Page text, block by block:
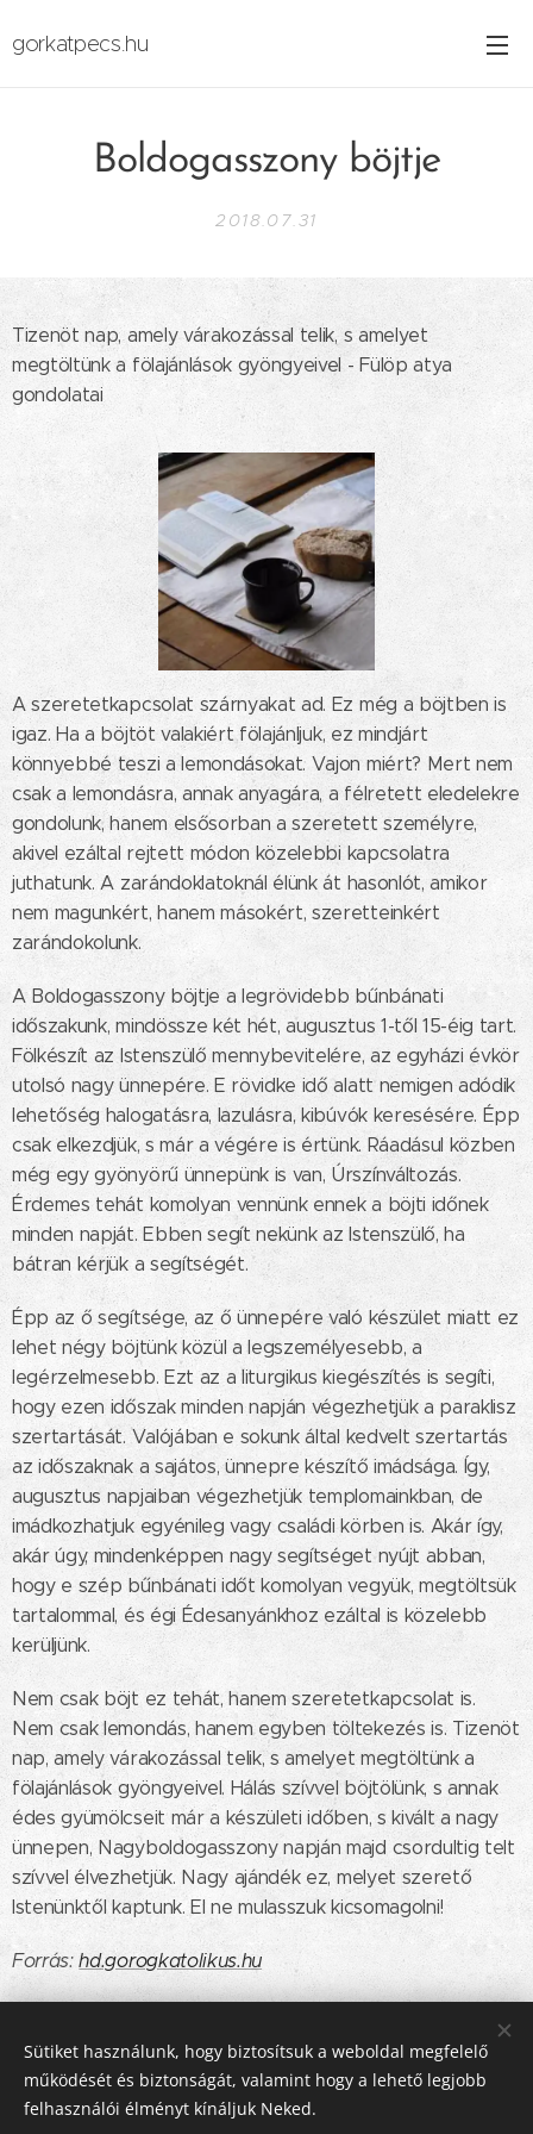
gorkatpecs.hu
Boldogasszony böjtje
2018.07.31
Tizenöt nap, amely várakozással telik, s amelyet
megtöltünk a fölajánlások gyöngyeivel - Fülöp atya
gondolatai
A szeretetkapcsolat szárnyakat ad. Ez még a böjtben is
igaz. Ha a böjtöt valakiért fölajánljuk, ez mindjárt
könnyebbé teszi a lemondásokat. Vajon miért? Mert nem
csak a lemondásra, annak anyagára, a félretett eledelekre
gondolunk, hanem elsősorban a szeretett személyre,
akivel ezáltal rejtett módon közelebbi kapcsolatra
juthatunk. A zarándoklatoknál élünk át hasonlót, amikor
nem magunkért, hanem másokért, szeretteinkért
zarándokolunk.
A Boldogasszony böjtje a legrövidebb bűnbánati
időszakunk, mindössze két hét, augusztus 1-től 15-éig tart.
Fölkészít az Istenszülő mennybevitelére, az egyházi évkör
utolsó nagy ünnepére. E rövidke idő alatt nemigen adódik
lehetőség halogatásra, lazulásra, kibúvók keresésére. Épp
csak elkezdjük, s már a végére is értünk. Ráadásul közben
még egy gyönyörű ünnepünk is van, Úrszínváltozás.
Érdemes tehát komolyan vennünk ennek a böjti időnek
minden napját. Ebben segít nekünk az Istenszülő, ha
bátran kérjük a segítségét.
Épp az ő segítsége, az ő ünnepére való készület miatt ez
lehet négy böjtünk közül a legszemélyesebb, a
legérzelmesebb. Ezt az a liturgikus kiegészítés is segíti,
hogy ezen időszak minden napján végezhetjük a paraklisz
szertartását. Valójában e sokunk által kedvelt szertartás
az időszaknak a sajátos, ünnepre készítő imádsága. Így,
augusztus napjaiban végezhetjük templomainkban, de
imádkozhatjuk egyénileg vagy családi körben is. Akár így,
akár úgy, mindenképpen nagy segítséget nyújt abban,
hogy e szép bűnbánati időt komolyan vegyük, megtöltsük
tartalommal, és égi Édesanyánkhoz ezáltal is közelebb
kerüljünk.
Nem csak böjt ez tehát, hanem szeretetkapcsolat is.
Nem csak lemondás, hanem egyben töltekezés is. Tizenöt
nap, amely várakozással telik, s amelyet megtöltünk a
fölajánlások gyöngyeivel. Hálás szívvel böjtölünk, s annak
édes gyümölcseit már a készületi időben, s kivált a nagy
ünnepen, Nagyboldogasszony napján majd csordultig telt
szívvel élvezhetjük. Nagy ajándék ez, melyet szerető
Istenünktől kaptunk. El ne mulasszuk kicsomagolni!
Forrás:hd.gorogkatolikus.hu
Share
Sütiket használunk, hogy biztosítsuk a weboldal megfelelő
működését és biztonságát, valamint hogy a lehető legjobb
felhasználói élményt kínáljuk Neked.